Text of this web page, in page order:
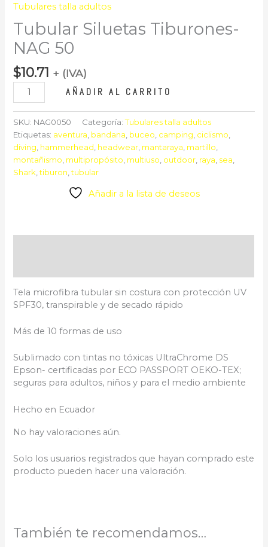
Tubulares talla adultos
Tubular Siluetas Tiburones-
NAG 50
$10.71 + (IVA)
AÑADIR AL CARRITO
SKU: NAG0050 Categoría:Tubulares talla adultos
Etiquetas: aventura bandana buceo camping ciclismo
diving hammerhead headwear mantaraya martillo
montañismo multipropósito multiuso outdoor raya sea
Shark ,tiburon ,tubular
Añadir a la lista de deseos
Tela microfibra tubular sin costura con protección UV
SPF30, transpirable y de secado rápido
Más de 10 formas de uso
Sublimado con tintas no tóxicas UltraChrome DS
Epson- certificadas por ECO PASSPORT OEKO-TEX;
seguras para adultos, niños y para el medio ambiente
Hecho en Ecuador
No hay valoraciones aún.
Solo los usuarios registrados que hayan comprado este
producto pueden hacer una valoración.
También te recomendamos…